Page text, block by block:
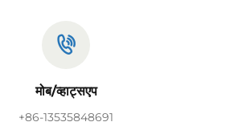
मोब/व्हाट्सएप
+86-13535848691